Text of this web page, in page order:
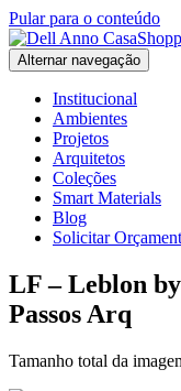
Pular para o conteúdo
Alternar navegação
Institucional
Ambientes
Projetos
Arquitetos
Coleções
Smart Materials
Blog
Solicitar
LF – Leblon
Passos Arq
Tamanho total da